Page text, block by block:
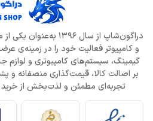
دراگون‌شاپ از سال
و کامپیوتر فعالیت خود را در زمینه‌ی
گیمینگ، سیستم‌های کامپیوتری و لوازم
بر اصالت کالا، قیمت‌گذاری منصفانه و
تجربه‌ای مطمئن و لذت‌بخش از خرید را